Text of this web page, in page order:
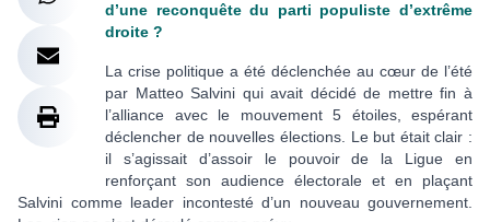
d’une reconquête du parti populiste d’extrême
droite ?
La crise politique a été déclenchée au cœur de l’été
par Matteo Salvini qui avait décidé de mettre fin à
l’alliance avec le mouvement 5 étoiles, espérant
déclencher de nouvelles élections. Le but était clair :
il s’agissait d’assoir le pouvoir de la Ligue en
renforçant son audience électorale et en plaçant
Salvini comme leader incontesté d’un nouveau gouvernement.